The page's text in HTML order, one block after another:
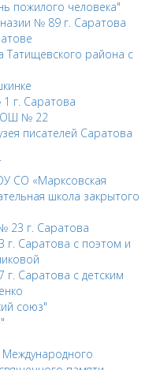
пожилого человека"
№ 89 г. Саратова
Татищевского района с
г. Саратова
№ 22
писателей Саратова
СО «Марксовская
школа закрытого
23 г. Саратова
Саратова с поэтом и
Саратова с детским
союз"
Международного